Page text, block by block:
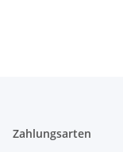
Zahlungsarten